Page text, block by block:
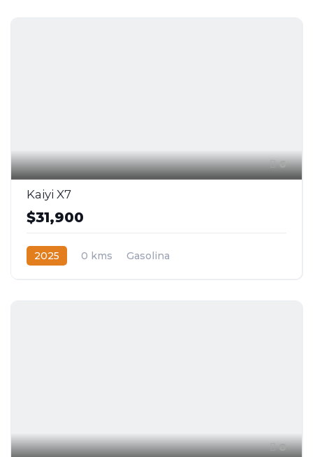
6
Kaiyi X7
$31,900
2025 0 kms
Gasolina
8